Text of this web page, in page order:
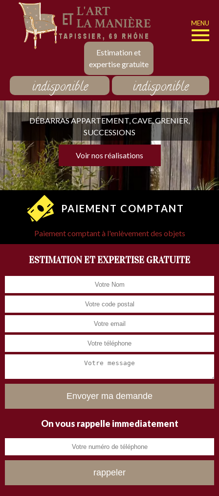
Estimation et
expertise gratuite
MENU
indisponible indisponible
DÉBARRAS APPARTEMENT, CAVE, GRENIER,
SUCCESSIONS
Voir nos réalisations
PAIEMENT COMPTANT
Paiement comptant à l'enlèvement des objets
ESTIMATION ET EXPERTISE GRATUITE
On vous rappelle immediatement